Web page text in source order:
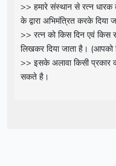
>> हमारे संस्थान से रत्न धारक
के द्वारा अभिमंत्रित करके दिया
>> रत्न को किस दिन एवं किस
लिखकर दिया जाता है। (आपको
>> इसके अलावा किसी प्रकार
सकते है।